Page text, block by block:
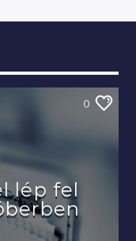
0
lép fel